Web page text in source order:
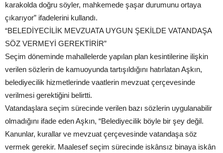
karakolda doğru söyler, mahkemede şaşar durumunu ortaya
çıkarıyor” ifadelerini kullandı.
“BELEDİYECİLİK MEVZUATA UYGUN ŞEKİLDE VATANDAŞA
SÖZ VERMEYİ GEREKTİRİR”
Seçim döneminde mahallelerde yapılan plan kesintilerine ilişkin
verilen sözlerin de kamuoyunda tartışıldığını hatırlatan Aşkın,
belediyecilik hizmetlerinde vaatlerin mevzuat çerçevesinde
verilmesi gerektiğini belirtti.
Vatandaşlara seçim sürecinde verilen bazı sözlerin uygulanabilir
olmadığını ifade eden Aşkın, “Belediyecilik böyle bir şey değil.
Kanunlar, kurallar ve mevzuat çerçevesinde vatandaşa söz
vermek gerekir. Maalesef seçim sürecinde iskânsız binaya iskân